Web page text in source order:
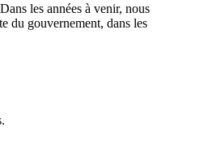
les années à venir, nous
du gouvernement, dans les